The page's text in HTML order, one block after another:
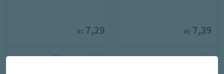
R$ 7,29 R$ 7,39